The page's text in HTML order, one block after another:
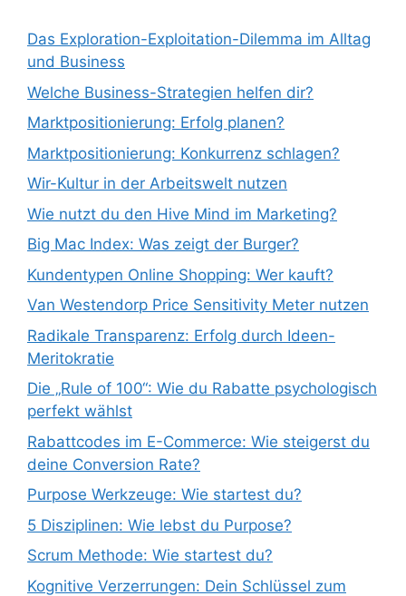
Das Exploration-Exploitation-Dilemma im Alltag
und Business
Welche Business-Strategien helfen dir?
Marktpositionierung: Erfolg planen?
Marktpositionierung: Konkurrenz schlagen?
Wir-Kultur in der Arbeitswelt nutzen
Wie nutzt du den Hive Mind im Marketing?
Big Mac Index: Was zeigt der Burger?
Kundentypen Online Shopping: Wer kauft?
Van Westendorp Price Sensitivity Meter nutzen
Radikale Transparenz: Erfolg durch Ideen-
Meritokratie
Die „Rule of 100“: Wie du Rabatte psychologisch
perfekt wählst
Rabattcodes im E-Commerce: Wie steigerst du
deine Conversion Rate?
Purpose Werkzeuge: Wie startest du?
5 Disziplinen: Wie lebst du Purpose?
Scrum Methode: Wie startest du?
Kognitive Verzerrungen: Dein Schlüssel zum